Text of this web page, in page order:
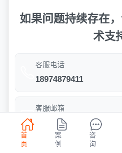
如果问题持续存在
术支
客服电话
18974879411
客服邮箱
164653961@qq.com
首
页
案
例
咨
询